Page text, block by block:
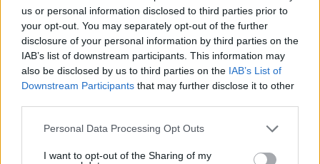
us or personal information disclosed to third parties prior to
your opt-out. You may separately opt-out of the further
disclosure of your personal information by third parties on the
IAB’s list of downstream participants. This information may
also be disclosed by us to third parties on the IAB’s List of
Downstream Participants that may further disclose it to other
Please note that this website/app uses one or more Google
not limited to your visit or usage behaviour. You may click to
Personal Data Processing Opt Outs
I want to opt-out of the Sharing of my
ΑΠΑΝΤΗΣΗ
TT
Μα ο μέγας δημοκράτης Πούτιν δεν είναι ανοιχτός